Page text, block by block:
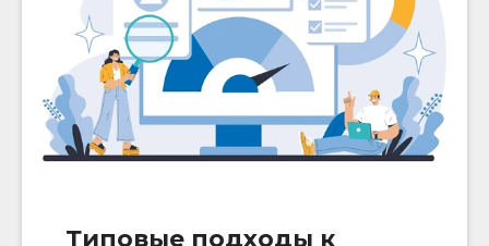
Типовые подходы к